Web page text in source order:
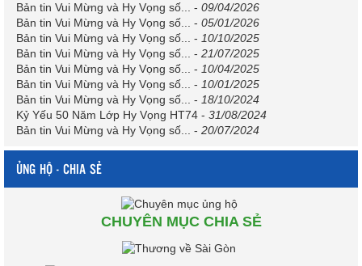
Bản tin Vui Mừng và Hy Vọng số... - 09/04/2026
Bản tin Vui Mừng và Hy Vọng số... - 05/01/2026
Bản tin Vui Mừng và Hy Vọng số... - 10/10/2025
Bản tin Vui Mừng và Hy Vọng số... - 21/07/2025
Bản tin Vui Mừng và Hy Vọng số... - 10/04/2025
Bản tin Vui Mừng và Hy Vọng số... - 10/01/2025
Bản tin Vui Mừng và Hy Vọng số... - 18/10/2024
Kỷ Yếu 50 Năm Lớp Hy Vọng HT74 - 31/08/2024
Bản tin Vui Mừng và Hy Vọng số... - 20/07/2024
ỦNG HỘ - CHIA SẺ
CHUYÊN MỤC CHIA SẺ